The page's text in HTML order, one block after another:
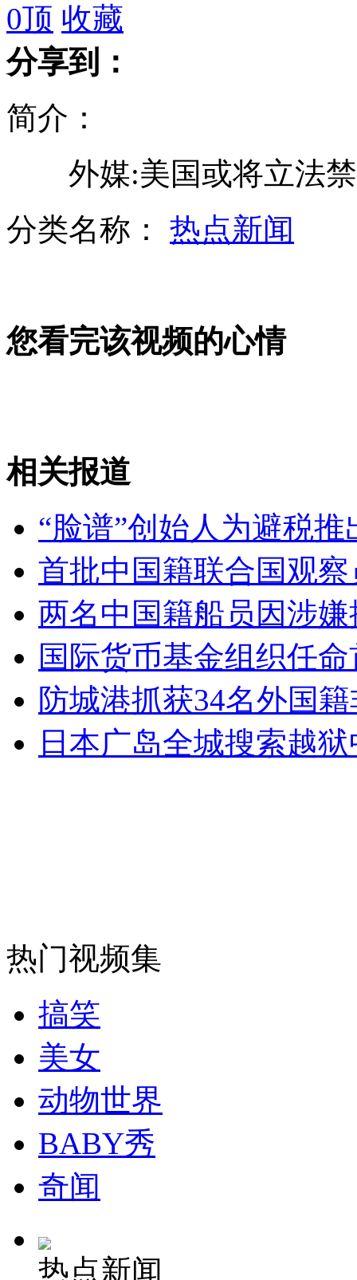
恒大千万欧元聘“银狐” 目标清晰
青岛将取消教师资格终身制全面推行聘用制度
女孩北京地铁殴打老人 痛下狠手拳打脚踢
无痛分娩是否安全 医生回应
外交部：反对强权政治霸凌主义
外交部：有关国家言论片面不公正
纽约上演“枕头大战”
司机酒驾遇交警 急速倒车逃窜
0顶 收藏
分享到：
简介：
外媒:美国或将立法禁
分类名称： 热点新闻
您看完该视频的心情
相关报道
“脸谱”创始人为避税推
首批中国籍联合国观
两名中国籍船员因涉
国际货币基金组织任
防城港抓获34名外国
日本广岛全城搜索越
热门视频集
搞笑
美女
动物世界
BABY秀
奇闻
热点新闻